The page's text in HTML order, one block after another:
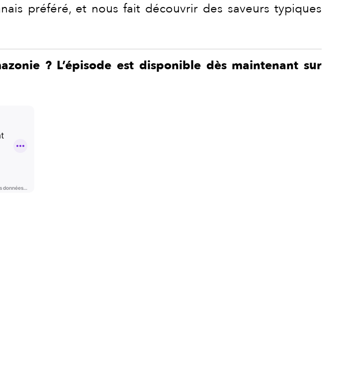
préféré, et nous fait découvrir des saveurs typiques
? L’épisode est disponible dès maintenant sur